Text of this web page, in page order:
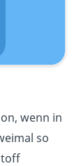
wenn in
so